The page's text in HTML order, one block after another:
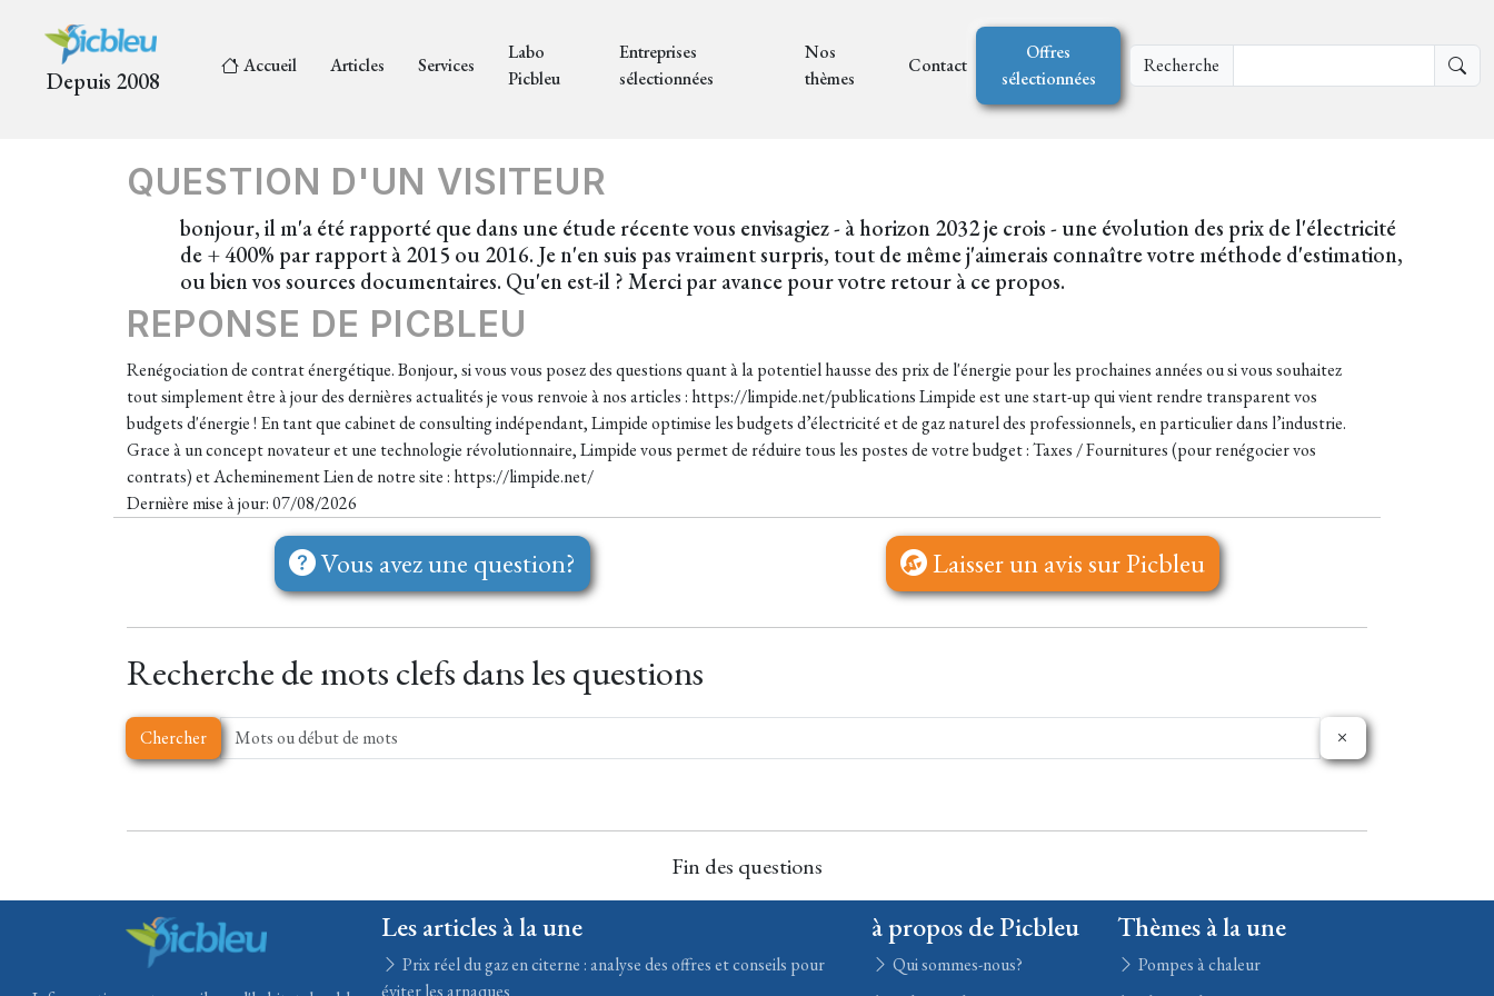
Depuis 2008
Accueil Articles Services
Labo
Picbleu
Entreprises
sélectionnées
Nos
thèmes
Contact
Offres
sélectionnées
Recherche
QUESTION D'UN VISITEUR
bonjour, il m'a été rapporté que dans une étude récente vous envisagiez - à horizon 2032 je crois - une évolution des prix de l'électricité
de + 400% par rapport à 2015 ou 2016. Je n'en suis pas vraiment surpris, tout de même j'aimerais connaître votre méthode d'estimation,
ou bien vos sources documentaires. Qu'en est-il ? Merci par avance pour votre retour à ce propos.
REPONSE DE PICBLEU
Renégociation de contrat énergétique. Bonjour, si vous vous posez des questions quant à la potentiel hausse des prix de l'énergie pour les prochaines années ou si vous souhaitez
tout simplement être à jour des dernières actualités je vous renvoie à nos articles : https://limpide.net/publications Limpide est une start-up qui vient rendre transparent vos
budgets d'énergie ! En tant que cabinet de consulting indépendant, Limpide optimise les budgets d’électricité et de gaz naturel des professionnels, en particulier dans l’industrie.
Grace à un concept novateur et une technologie révolutionnaire, Limpide vous permet de réduire tous les postes de votre budget : Taxes / Fournitures (pour renégocier vos
contrats) et Acheminement Lien de notre site : https://limpide.net/
Dernière mise à jour: 07/08/2026
Vous avez une question? Laisser un avis sur Picbleu
Recherche de mots clefs dans les questions
Chercher
Fin des questions
Les articles à la une
Prix réel du gaz en citerne : analyse des offres et conseils pour
éviter les arnaques
à propos de Picbleu
Qui sommes-nous?
Thèmes à la une
Pompes à chaleur